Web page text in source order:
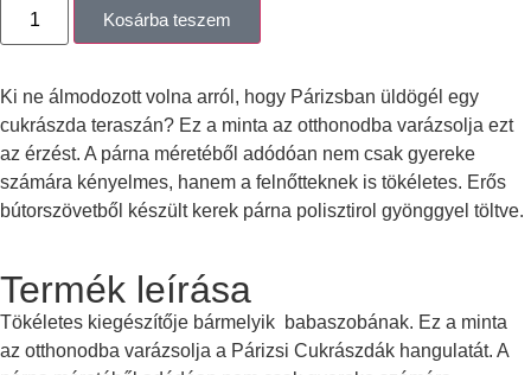
Kosárba teszem
Ki ne álmodozott volna arról, hogy Párizsban üldögél egy
cukrászda teraszán? Ez a minta az otthonodba varázsolja ezt
az érzést. A párna méretéből adódóan nem csak gyereke
számára kényelmes, hanem a felnőtteknek is tökéletes. Erős
bútorszövetből készült kerek párna polisztirol gyönggyel töltve.
Termék leírása
Tökéletes kiegészítője bármelyik babaszobának. Ez a minta
az otthonodba varázsolja a Párizsi Cukrászdák hangulatát. A